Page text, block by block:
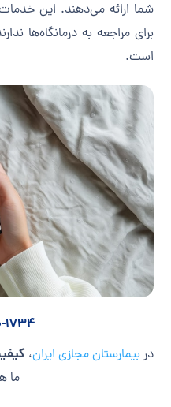
شما ارائه می‌دهند. این خدمات
برای مراجعه به درمانگاه‌ها
است.
1734
در بیمارستان مجازی ایران،
ما